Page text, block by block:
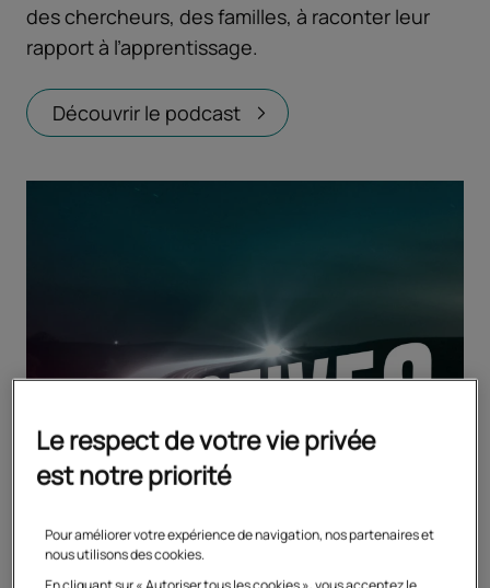
des chercheurs, des familles, à raconter leur
rapport à l’apprentissage.
Découvrir le podcast
Le respect de votre vie privée
est notre priorité
Pour améliorer votre expérience de navigation, nos partenaires et
nous utilisons des cookies.